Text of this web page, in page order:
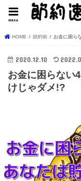
menu
HOME 節約術 お金に困ら
2020.12.10
お金に困らない
けじゃダメ!?